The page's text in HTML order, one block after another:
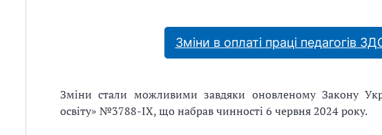
Зміни в оплаті праці педагогів
Зміни стали можливими завдяки оновленому Закону
освіту» №3788-ІХ, що набрав чинності 6 червня 2024 року.